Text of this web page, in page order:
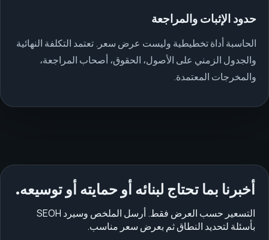
حدود الإثبات والمراجعة
الحاسبة أداة تخطيطية وليست عرض سعر. تعتمد التكلفة النهائية
والجدول الزمني على الأصول، الحقوق، أصحاب المراجعة،
والمخرجات المعتمدة.
أخبرنا بما تحتاج لبنائه أو حمايته أو توسيعه.
التسعير حسب العرض فقط. أرسل الملخص وسيرد SEOH
بأسئلة لتحديد النطاق ثم بعرض سعر مناسب.